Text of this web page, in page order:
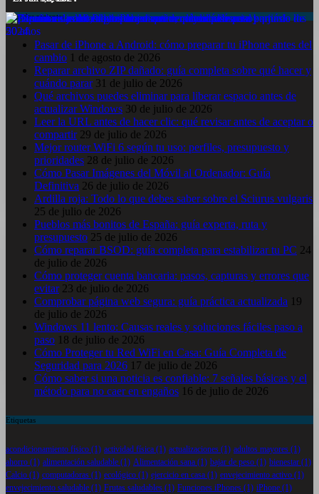
Entradas recientes
Pasar de iPhone a Android: cómo preparar tu iPhone antes del
cambio 1 de agosto de 2026
Reparar archivo ZIP dañado: guía completa sobre qué hacer y
cuándo parar 31 de julio de 2026
Qué archivos puedes eliminar para liberar espacio antes de
actualizar Windows 30 de julio de 2026
Leer la URL antes de hacer clic: qué revisar antes de aceptar o
compartir 29 de julio de 2026
Mejor router WiFi 6 según tu uso: perfiles, presupuesto y
prioridades 28 de julio de 2026
Cómo Pasar Imágenes del Móvil al Ordenador: Guía
Definitiva 26 de julio de 2026
Ardilla roja: Todo lo que debes saber sobre el Sciurus vulgaris
25 de julio de 2026
Pueblos más bonitos de España: guía experta, ruta y
presupuesto 25 de julio de 2026
Cómo reparar BSOD: guía completa para estabilizar tu PC 24
de julio de 2026
Cómo proteger cuenta bancaria: pasos, capturas y errores que
evitar 23 de julio de 2026
Comprobar página web segura: guía práctica actualizada 19
de julio de 2026
Windows 11 lento: Causas reales y soluciones fáciles paso a
paso 18 de julio de 2026
Cómo Proteger tu Red WiFi en Casa: Guía Completa de
Seguridad para 2026 17 de julio de 2026
Cómo saber si una noticia es confiable: 7 señales básicas y el
método para no caer en engaños 16 de julio de 2026
Etiquetas
acondicionamiento físico (1) actividad física (1) actualizaciones (1) adultos mayores (1)
ahorro (1) alimentación saludable (1) Alimentación sana (1) bajar de peso (1) bienestar (1)
Calcio (1) computadoras (1) ecológico (1) ejercicio en casa (1) envejecimiento activo (1)
envejecimiento saludable (1) Frutas saludables (1) Funciones iPhones (1) iPhone (1)